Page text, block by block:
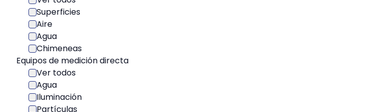
Superficies
Aire
Agua
Chimeneas
Equipos de medición directa
Ver todos
Agua
Iluminación
Partículas